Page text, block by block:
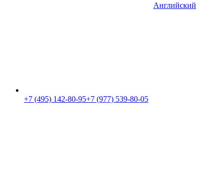
Английский
+7 (495) 142-80-95+7 (977) 539-80-05